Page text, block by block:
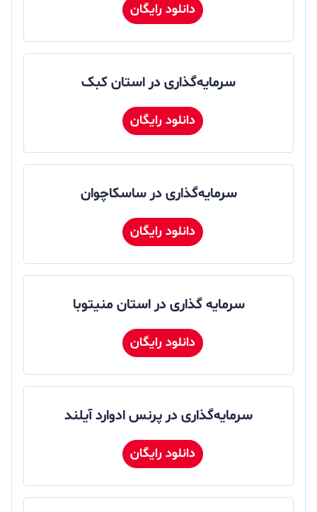
دانلود رایگان
سرمایه‌گذاری در استان کبک
دانلود رایگان
سرمایه‌گذاری در ساسکاچوان
دانلود رایگان
سرمایه گذاری در استان منیتوبا
دانلود رایگان
سرمایه‌گذاری در پرنس ادوارد آیلند
دانلود رایگان